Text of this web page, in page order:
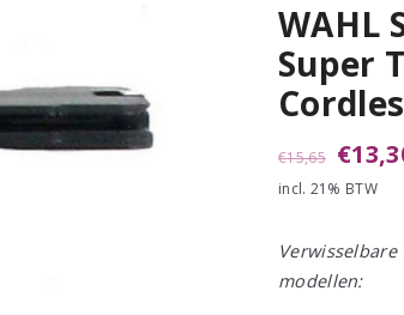
WAHL
Super
€15,65
prijs
was:
€15,65.
€
incl. 21% BTW
modellen: